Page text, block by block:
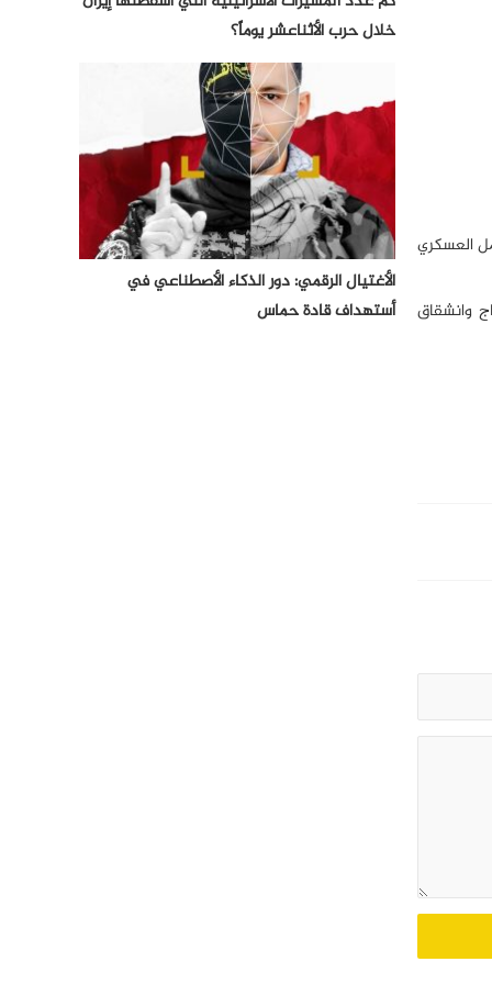
العسكري
وانشقاق
خلال حرب الأثناعشر يوماً؟
الأغتيال الرقمي: دور الذكاء الأصطناعي في
أستهداف قادة حماس